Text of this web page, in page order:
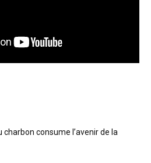
charbon consume l’avenir de la